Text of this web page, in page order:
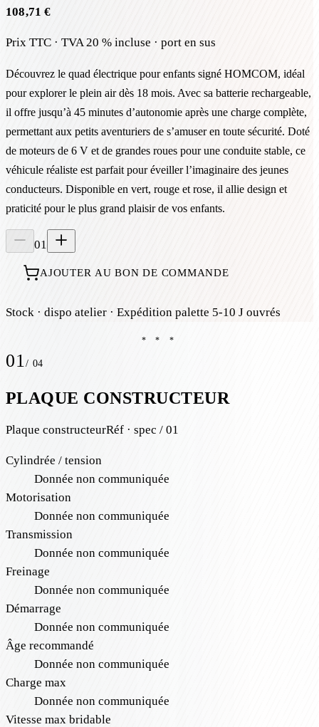
108,71 €
Prix TTC · TVA 20 % incluse · port en sus
Découvrez le quad électrique pour enfants signé HOMCOM, idéal
pour explorer le plein air dès 18 mois. Avec sa batterie rechargeable,
il offre jusqu’à 45 minutes d’autonomie après une charge complète,
permettant aux petits aventuriers de s’amuser en toute sécurité. Doté
de moteurs de 6 V et de grandes roues pour une conduite stable, ce
véhicule réaliste est parfait pour éveiller l’imaginaire des jeunes
conducteurs. Disponible en vert, rouge et rose, il allie design et
praticité pour le plus grand plaisir de vos enfants.
01
AJOUTER AU BON DE COMMANDE
Stock · dispo atelier · Expédition palette 5-10 J ouvrés
* * *
01/ 04
PLAQUE CONSTRUCTEUR
Plaque constructeurRéf · spec / 01
Cylindrée / tension
Donnée non communiquée
Motorisation
Donnée non communiquée
Transmission
Donnée non communiquée
Freinage
Donnée non communiquée
Démarrage
Donnée non communiquée
Âge recommandé
Donnée non communiquée
Charge max
Donnée non communiquée
Vitesse max bridable